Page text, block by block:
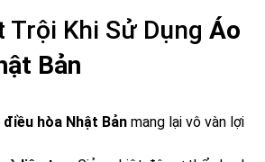
Trội Khi Sử Dụng Áo
Bản
điều hòa Nhật Bản mang lại vô vàn lợi